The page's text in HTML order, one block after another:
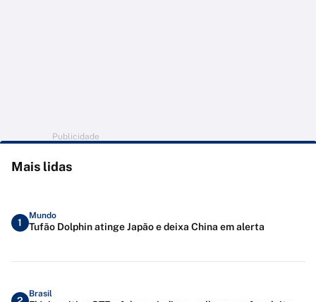
Publicidade
Mais lidas
1
Mundo
Tufão Dolphin atinge Japão e deixa China em alerta
Brasil